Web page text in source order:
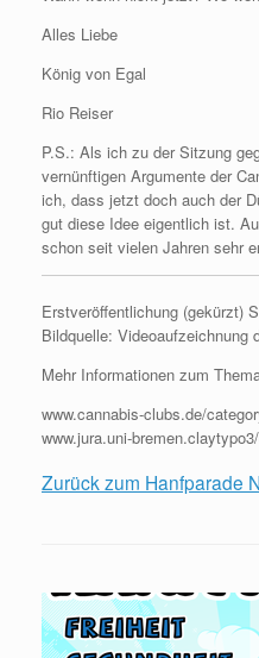
Alles Liebe
König von Egal
Rio Reiser
P.S.: Als ich zu der Sitzung
vernünftigen Argumente der
ich, dass jetzt doch auch der
gut diese Idee eigentlich ist.
schon seit vielen Jahren sehr
Erstveröffentlichung (gekürzt)
Bildquelle: Videoaufzeichnung
Mehr Informationen zum
www.cannabis-clubs.de/
www.jura.uni-
Zurück zum Hanfparade